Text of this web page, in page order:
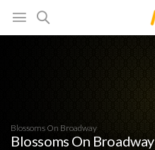
Blossoms On Broadway
Blossoms On Broadway